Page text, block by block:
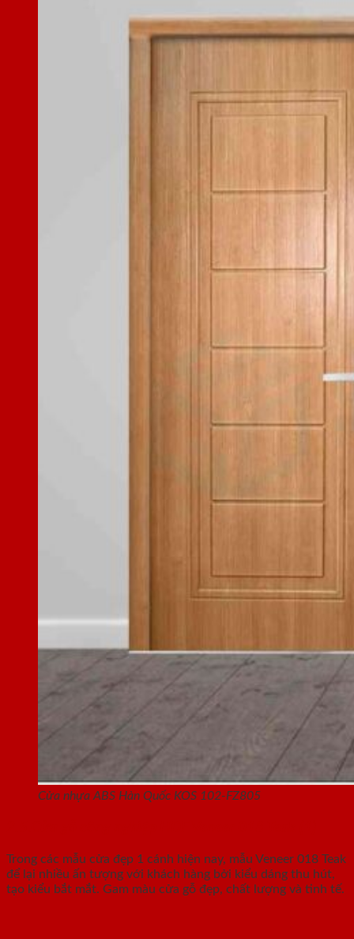
Cửa nhựa ABS Hàn Quốc KOS 102-FZ805
Trong các mẫu cửa đẹp 1 cánh hiện nay, mẫu Veneer 018 Teak
để lại nhiều ấn tượng với khách hàng bởi kiểu dáng thu hút,
tạo kiểu bắt mắt. Gam màu cửa gỗ đẹp, chất lượng và tinh tế.